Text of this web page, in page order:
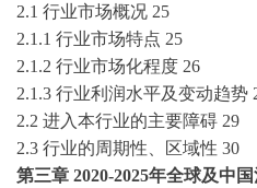
2.1 行业市场概况 25
2.1.1 行业市场特点 25
2.1.2 行业市场化程度 26
2.1.3 行业利润水平及变动趋势
2.2 进入本行业的主要障碍 29
2.3 行业的周期性、区域性 30
第三章 2020-2025年全球及中国